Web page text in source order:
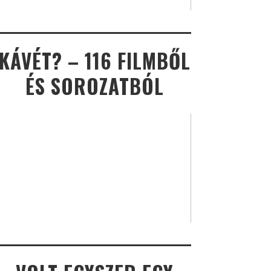
– 116 FILMBŐL
ÉS SOROZATBÓL